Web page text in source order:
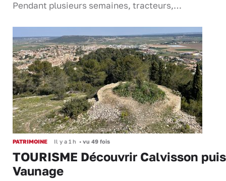
Pendant plusieurs semaines, tracteurs,…
PATRIMOINE Il y a 1 h • vu 49 fois
TOURISME Découvrir Calvisson
Vaunage